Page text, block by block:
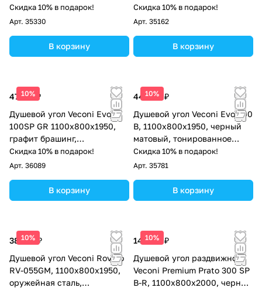
брашированный графит,
стекло прозрачное
Скидка 10% в подарок!
Арт. 35330
В корзину
стекло прозрачное
Скидка 10% в подарок!
Арт. 35162
В корзину
10%
47 311 ₽
Душевой угол Veconi Evo
100SP GR 1100х800x1950,
графит брашинг,
тонированное стекло
Скидка 10% в подарок!
Арт. 36089
В корзину
10%
44 698 ₽
Душевой угол Veconi Evo 300
B, 1100х800x1950, черный
матовый, тонированное
матовое стекло
Скидка 10% в подарок!
Арт. 35781
В корзину
10%
38 572 ₽
Душевой угол Veconi Rovigo
RV-055GM, 1100х800х1950,
оружейная сталь,
10%
142 717 ₽
Душевой угол раздвижной
Veconi Premium Prato 300 SP
B-R, 1100х800x2000, черный